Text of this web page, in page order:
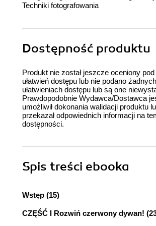
Techniki fotografowania
Dostępność produktu
Produkt nie został jeszcze oceniony
ułatwień dostępu lub nie podano
ułatwieniach dostępu lub są one
Prawdopodobnie Wydawca/Dostawca
umożliwił dokonania walidacji produktu
przekazał odpowiednich informacji na
dostępności.
Spis treści ebooka
Wstęp (15)
CZĘŚĆ I Rozwiń czerwony dywan!